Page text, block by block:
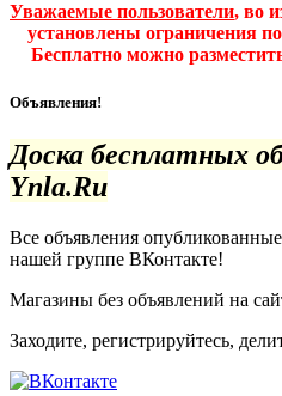
Уважаемые пользователи, во
установлены ограничения
Бесплатно можно
Объявления!
Доска бесплатных
Ynla.Ru
Все объявления
нашей группе ВКонтакте!
Магазины без объявлений на
Заходите, регистрируйтесь,